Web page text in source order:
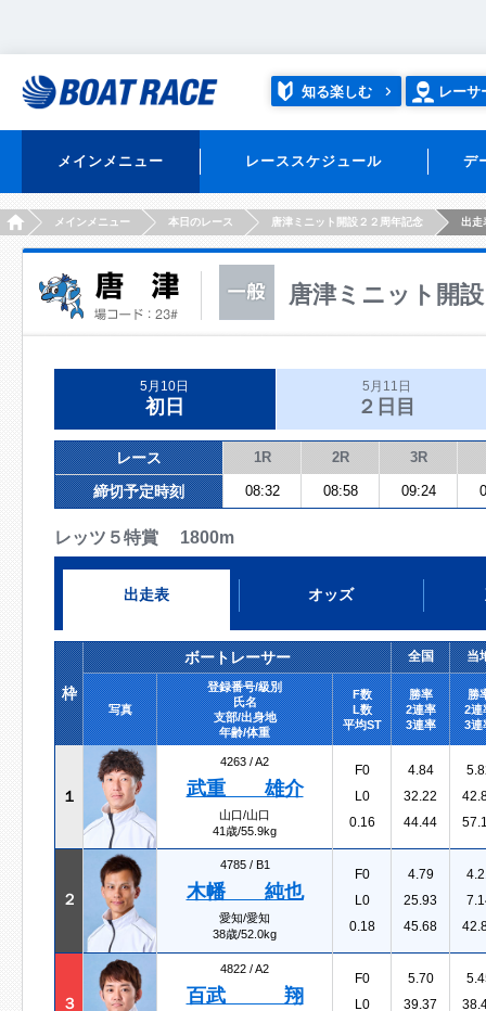
知る楽しむ レーサ
メインメニュー レーススケジュール デ
HOMEメインメニュー 本日のレース 唐津ミニット開設２２周年記念 出走
唐津ミニット開
5月10日
初日
5月11日
２日目
レース 1R 2R 3R
締切予定時刻 08:32 08:58 09:24
レッツ５特賞 1800m
出走表 オッズ
枠
ボートレーサー 全国 当
写真
登録番号/級別
氏名
支部/出身地
年齢/体重
F数
L数
平均ST
勝率
2連率
3連率
勝
2連
3連
１
4263 /A2
武重 雄介
山口/山口
41歳/55.9kg
F0
L0
0.16
4.84
32.22
44.44
２
4785 / B1
木幡 純也
愛知/愛知
38歳/52.0kg
F0
L0
0.18
4.79
25.93
45.68
３
4822 /A2
百武 翔
F0
L0
5.70
39.37